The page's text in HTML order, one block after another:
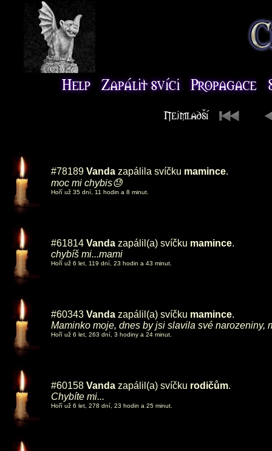
#78189 Vanda zapálila svíčku mamince.
moc mi chybis😓
Hoří už 35 dní, 11 hodin a 8 minut.
#61814 Vanda zapálil(a) svíčku mamince.
chybíš mi...mami
Hoří už 6 let, 119 dní, 23 hodin a 43 minut.
#60343 Vanda zapálil(a) svíčku mamince.
Maminko moje, dnes by jsi slavila své narozeniny,
Hoří už 6 let, 263 dní, 3 hodiny a 24 minut.
#60158 Vanda zapálil(a) svíčku rodičům.
Chybíte mi...
Hoří už 6 let, 278 dní, 23 hodin a 25 minut.